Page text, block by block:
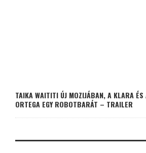
TAIKA WAITITI ÚJ MOZIJÁBAN, A KLARA ÉS
ORTEGA EGY ROBOTBARÁT – TRAILER